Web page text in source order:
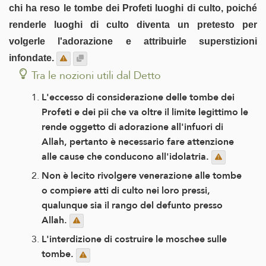
chi ha reso le tombe dei Profeti luoghi di culto, poiché
renderle luoghi di culto diventa un pretesto per
volgerle l'adorazione e attribuirle superstizioni
infondate.
Tra le nozioni utili dal Detto
L'eccesso di considerazione delle tombe dei
Profeti e dei pii che va oltre il limite legittimo le
rende oggetto di adorazione all'infuori di
Allah, pertanto è necessario fare attenzione
alle cause che conducono all'idolatria.
Non è lecito rivolgere venerazione alle tombe
o compiere atti di culto nei loro pressi,
qualunque sia il rango del defunto presso
Allah.
L'interdizione di costruire le moschee sulle
tombe.